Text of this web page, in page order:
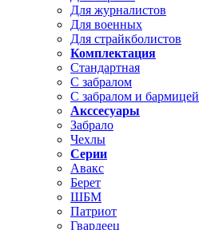
Для журналистов
Для военных
Для страйкболистов
Комплектация
Стандартная
С забралом
С забралом и бармицей
Акссесуары
Забрало
Чехлы
Серии
Авакс
Берет
ШБМ
Патриот
Гвардеец